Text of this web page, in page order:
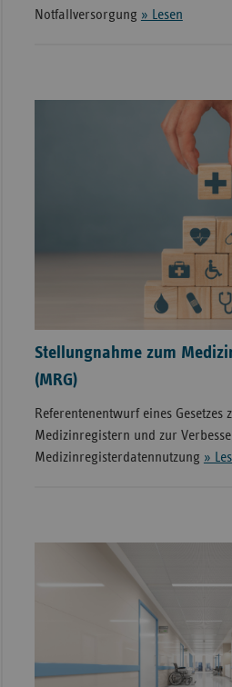
Notfallversorgung » Lesen
Stellungnahme zum
(MRG)
Referentenentwurf eines Gesetzes
Medizinregistern und zur
Medizinregisterdatennutzung »